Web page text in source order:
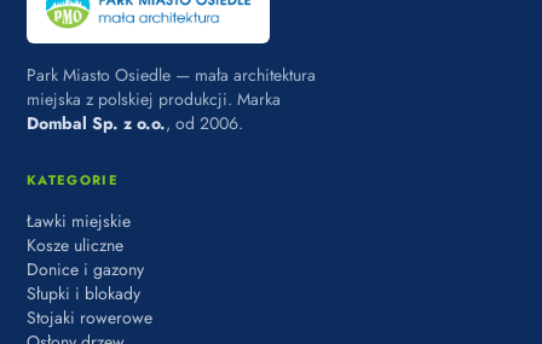
Park Miasto Osiedle — mała architektura
miejska z polskiej produkcji. Marka
Dombal Sp. z o.o., od 2006.
KATEGORIE
Ławki miejskie
Kosze uliczne
Donice i gazony
Słupki i blokady
Stojaki rowerowe